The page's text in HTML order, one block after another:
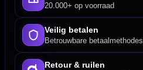
20.000+ op voorraad
Veilig betalen
Betrouwbare betaalmethodes
Retour & ruilen